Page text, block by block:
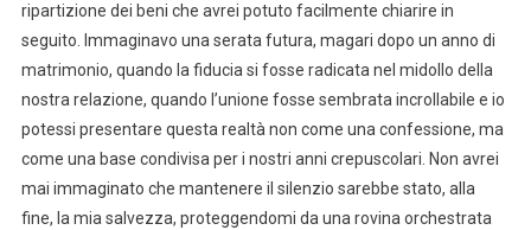
ripartizione dei beni che avrei potuto facilmente chiarire in
seguito. Immaginavo una serata futura, magari dopo un anno di
matrimonio, quando la fiducia si fosse radicata nel midollo della
nostra relazione, quando l’unione fosse sembrata incrollabile e io
potessi presentare questa realtà non come una confessione, ma
come una base condivisa per i nostri anni crepuscolari. Non avrei
mai immaginato che mantenere il silenzio sarebbe stato, alla
fine, la mia salvezza, proteggendomi da una rovina orchestrata